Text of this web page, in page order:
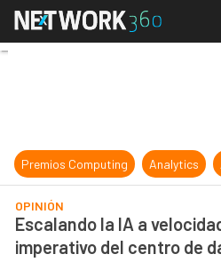
Premios Computing Analytics
OPINIÓN
Escalando la IA a
imperativo del centro de